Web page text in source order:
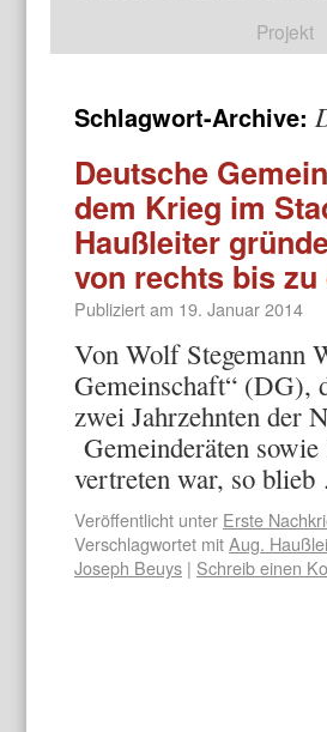
Projekt
Schlagwort-Archive:
Deutsche
dem Krieg im
Haußleiter
von rechts bis zu
Publiziert am 19. Januar 2014
Von Wolf Stegemann
Gemeinschaft“ (DG),
zwei Jahrzehnten der
Gemeinderäten
vertreten war, so
Veröffentlicht unter Erste
Verschlagwortet mitAug.
Joseph Beuys | Schreib einen